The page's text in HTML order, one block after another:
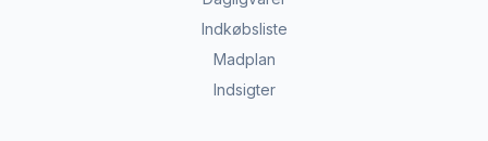
Indkøbsliste
Madplan
Indsigter